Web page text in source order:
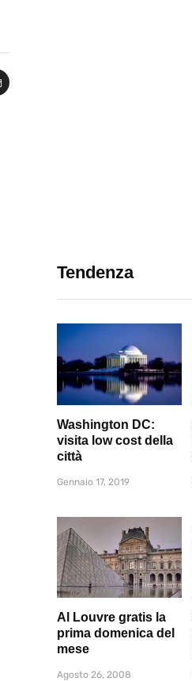
Tendenza
Washington DC:
visita low cost della
città
Gennaio 17, 2019
Al Louvre gratis la
prima domenica del
mese
Agosto 26, 2008